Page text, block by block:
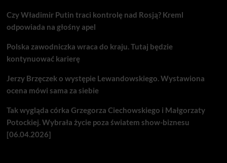
Czy Władimir Putin traci kontrolę nad Rosją? Kreml
odpowiada na głośny apel
Polska zawodniczka wraca do kraju. Tutaj będzie
kontynuować karierę
Jerzy Brzęczek o występie Lewandowskiego. Wystawiona
ocena mówi sama za siebie
Tak wygląda córka Grzegorza Ciechowskiego i Małgorzaty
Potockiej. Wybrała życie poza światem show-biznesu
[06.04.2026]